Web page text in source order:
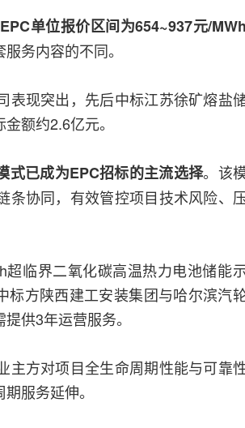
单位报价区间为654~937元/MWh
务内容的不同。
表现突出，先后中标江苏徐矿熔盐
额约2.6亿元。
式已成为EPC招标的主流选择。该
条协同，有效管控项目技术风险、
临界二氧化碳高温热力电池储能
标方陕西建工安装集团与哈尔滨汽
供3年运营服务。
主方对项目全生命周期性能与可靠
服务延伸。